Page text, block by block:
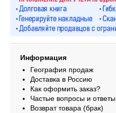
Информация
География продаж
Доставка в Россию
Как оформить заказ?
Частые вопросы и ответы
Возврат товара (брак)